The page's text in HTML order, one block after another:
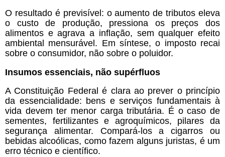
O resultado é previsível: o aumento de tributos eleva
o custo de produção, pressiona os preços dos
alimentos e agrava a inflação, sem qualquer efeito
ambiental mensurável. Em síntese, o imposto recai
sobre o consumidor, não sobre o poluidor.
Insumos essenciais, não supérfluos
A Constituição Federal é clara ao prever o princípio
da essencialidade: bens e serviços fundamentais à
vida devem ter menor carga tributária. É o caso de
sementes, fertilizantes e agroquímicos, pilares da
segurança alimentar. Compará-los a cigarros ou
bebidas alcoólicas, como fazem alguns juristas, é um
erro técnico e científico.